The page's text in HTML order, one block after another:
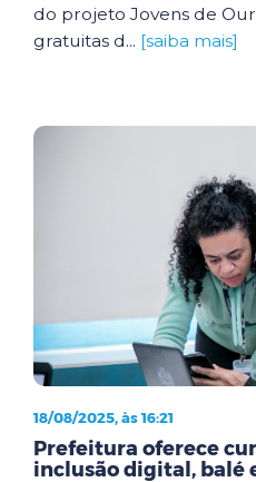
do projeto Jovens de
gratuitas d... [saiba mais]
18/08/2025, às 16:21
Prefeitura oferece
inclusão digital, balé